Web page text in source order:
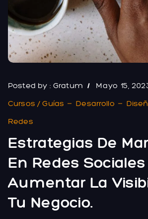
Posted by : Gratum
Mayo 15,
Cursos / Guías
Desarrollo
Redes
Estrategias De
En Redes
Aumentar La
Tu Negocio.